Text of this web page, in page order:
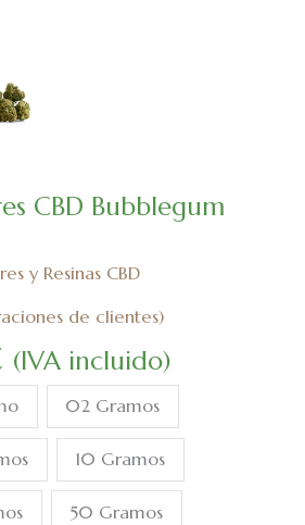
CBD Bubblegum
y Resinas CBD
de clientes)
(IVA incluido)
02 Gramos
10 Gramos
50 Gramos